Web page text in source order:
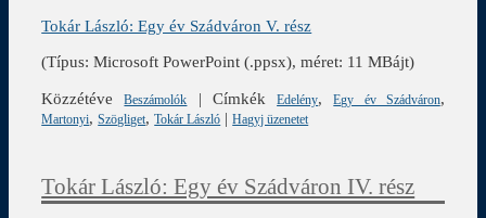
Tokár László: Egy év Szádváron V. rész
(Típus: Microsoft PowerPoint (.ppsx), méret: 11 MBájt)
Közzétéve
Beszámolók | Címkék Edelény,Egy év Szádváron,
Martonyi,Szögliget,Tokár László |Hagyj üzenetet
Tokár László: Egy év Szádváron IV. rész